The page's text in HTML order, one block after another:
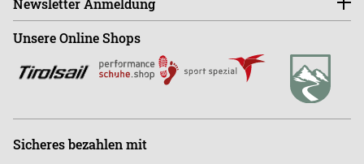
Shop+43 (0)664-88363270
Büro+43 (0)676-9408501
Sa - Mo ist der Shop GESCHLOSSEN!
Newsletter Anmeldung
Unsere Online Shops
Sicheres bezahlen mit